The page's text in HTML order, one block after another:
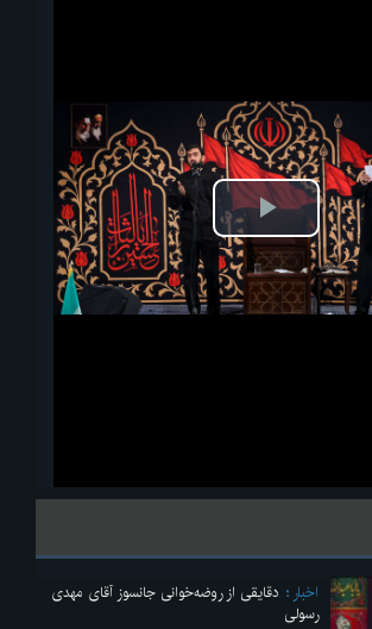
پخش
ویدیو
زیارت اربعین امام حسین(ع) در مراسم عزاداری هیئات
اخبار
دقایقی از روضه‌خوانی جانسوز آقای مهدی
رسولی